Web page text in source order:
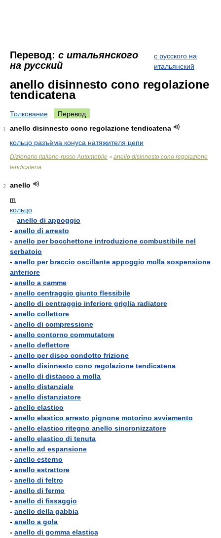
Перевод: с итальянского
на русский
с русского на
итальянский
anello disinnesto cono regolazione
tendicatena
Толкование Перевод
1
anello disinnesto cono regolazione tendicatena
кольцо разъёма конуса натяжителя цепи
Dizionario italiano-russo Automobile > anello disinnesto cono regolazione
tendicatena
2
anello
m
кольцо
- anello di appoggio
- anello di arresto
- anello per bocchettone introduzione combustibile nel
serbatoio
- anello per braccio oscillante appoggio molla sospensione
anteriore
- anello a camme
- anello centraggio giunto flessibile
- anello di centraggio inferiore griglia radiatore
- anello collettore
- anello di compressione
- anello contorno commutatore
- anello deflettore
- anello per disco condotto frizione
- anello disinnesto cono regolazione tendicatena
- anello di distacco a molla
- anello distanziale
- anello distanziatore
- anello elastico
- anello elastico arresto pignone motorino avviamento
- anello elastico ritegno anello sincronizzatore
- anello elastico di tenuta
- anello ad espansione
- anello esterno
- anello estrattore
- anello di feltro
- anello di fermo
- anello di fissaggio
- anello della gabbia
- anello a gola
- anello di gomma elastica